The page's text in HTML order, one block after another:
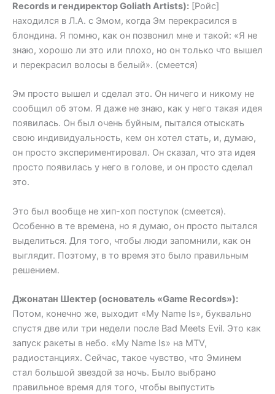
Records и гендиректор Goliath Artists): [Ройс]
находился в Л.А. с Эмом, когда Эм перекрасился в
блондина. Я помню, как он позвонил мне и такой: «Я не
знаю, хорошо ли это или плохо, но он только что вышел
и перекрасил волосы в белый». (смеется)
Эм просто вышел и сделал это. Он ничего и никому не
сообщил об этом. Я даже не знаю, как у него такая идея
появилась. Он был очень буйным, пытался отыскать
свою индивидуальность, кем он хотел стать, и, думаю,
он просто экспериментировал. Он сказал, что эта идея
просто появилась у него в голове, и он просто сделал
это.
Это был вообще не хип-хоп поступок (смеется).
Особенно в те времена, но я думаю, он просто пытался
выделиться. Для того, чтобы люди запомнили, как он
выглядит. Поэтому, в то время это было правильным
решением.
Джонатан Шектер (основатель «Game Records»):
Потом, конечно же, выходит «My Name Is», буквально
спустя две или три недели после Bad Meets Evil. Это как
запуск ракеты в небо. «My Name Is» на MTV,
радиостанциях. Сейчас, такое чувство, что Эминем
стал большой звездой за ночь. Было выбрано
правильное время для того, чтобы выпустить